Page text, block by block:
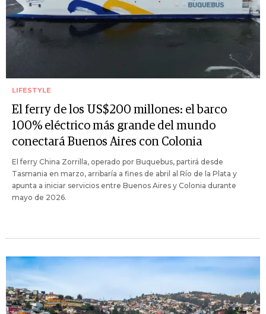
LIFESTYLE
El ferry de los US$200 millones: el barco
100% eléctrico más grande del mundo
conectará Buenos Aires con Colonia
El ferry China Zorrilla, operado por Buquebus, partirá desde
Tasmania en marzo, arribaría a fines de abril al Río de la Plata y
apunta a iniciar servicios entre Buenos Aires y Colonia durante
mayo de 2026.